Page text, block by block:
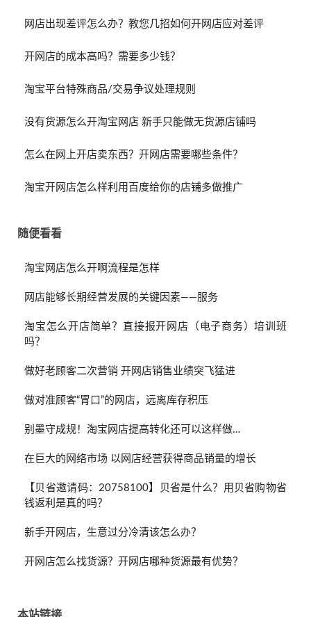
网店出现差评怎么办？教您几招如何开网店应对差评
开网店的成本高吗？需要多少钱？
淘宝平台特殊商品/交易争议处理规则
没有货源怎么开淘宝网店 新手只能做无货源店铺吗
怎么在网上开店卖东西？开网店需要哪些条件？
淘宝开网店怎么样利用百度给你的店铺多做推广
随便看看
淘宝网店怎么开啊流程是怎样
网店能够长期经营发展的关键因素——服务
淘宝怎么开店简单？直接报开网店（电子商务）培训班
吗？
做好老顾客二次营销 开网店销售业绩突飞猛进
做对准顾客“胃口”的网店，远离库存积压
别墨守成规！淘宝网店提高转化还可以这样做…
在巨大的网络市场 以网店经营获得商品销量的增长
【贝省邀请码：20758100】贝省是什么？用贝省购物省
钱返利是真的吗？
新手开网店，生意过分冷清该怎么办？
开网店怎么找货源？开网店哪种货源最有优势？
本站链接